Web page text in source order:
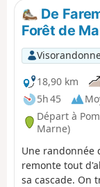
De
Forêt de
18,90 km
5h 45
Départ à
Marne)
Une randonnée
remonte tout
sa cascade. On